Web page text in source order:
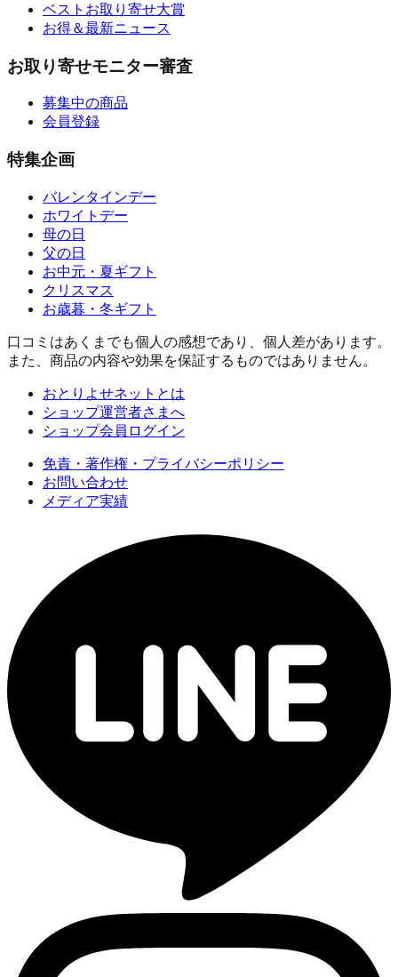
ベストお取り寄せ大賞
お得＆最新ニュース
お取り寄せモニター審査
募集中の商品
会員登録
特集企画
バレンタインデー
ホワイトデー
母の日
父の日
お中元・夏ギフト
クリスマス
お歳暮・冬ギフト
口コミはあくまでも個人の感想であり、個人差があります。
また、商品の内容や効果を保証するものではありません。
おとりよせネットとは
ショップ運営者さまへ
ショップ会員ログイン
免責・著作権・プライバシーポリシー
お問い合わせ
メディア実績